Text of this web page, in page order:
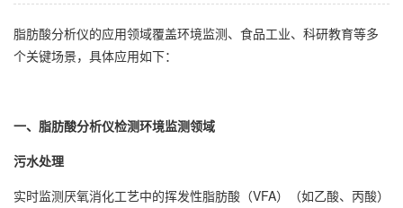
脂肪酸分析仪的应用领域覆盖环境监测、食品工业、科研教育等多
个关键场景，具体应用如下：
一、脂肪酸分析仪检测环境监测领域‌
‌污水处理‌
实时监测厌氧消化工艺中的‌挥发性脂肪酸（VFA）（如乙酸、丙酸）